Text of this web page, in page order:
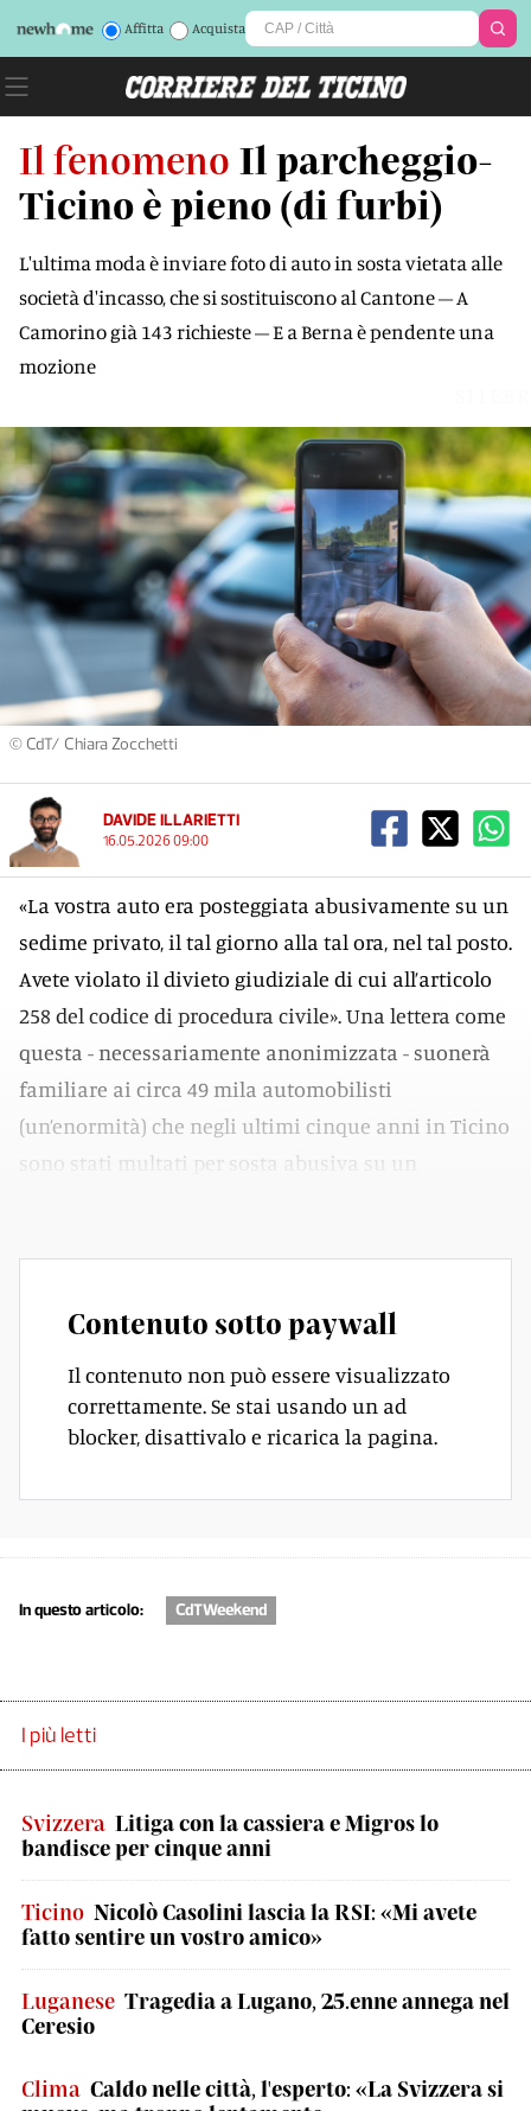
Affitta Acquista
Il fenomeno Il parcheggio-
Ticino è pieno (di furbi)
L'ultima moda è inviare foto di auto in sosta vietata alle
società d'incasso, che si sostituiscono al Cantone – A
Camorino già 143 richieste – E a Berna è pendente una
mozione
© CdT/ Chiara Zocchetti
DAVIDE ILLARIETTI
16.05.2026 09:00
«La vostra auto era posteggiata abusivamente su un
sedime privato, il tal giorno alla tal ora, nel tal posto.
Avete violato il divieto giudiziale di cui all’articolo
258 del codice di procedura civile». Una lettera come
questa - necessariamente anonimizzata - suonerà
familiare ai circa 49 mila automobilisti
(un’enormità) che negli ultimi cinque anni in Ticino
sono stati multati per sosta abusiva su un
Contenuto sotto paywall
Il contenuto non può essere visualizzato
correttamente. Se stai usando un ad
blocker, disattivalo e ricarica la pagina.
In questo articolo: CdTWeekend
I più letti
Svizzera Litiga con la cassiera e Migros lo
bandisce per cinque anni
Ticino Nicolò Casolini lascia la RSI: «Mi avete
fatto sentire un vostro amico»
Luganese Tragedia a Lugano, 25.enne annega nel
Ceresio
Clima Caldo nelle città, l'esperto: «La Svizzera si